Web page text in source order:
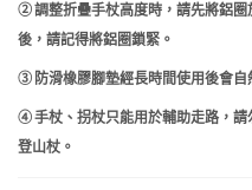
② 調整折疊手杖高度時，請先將鋁
後，請記得將鋁圈鎖緊。
③ 防滑橡膠腳墊經長時間使用後會自
④ 手杖、拐杖只能用於輔助走路，
登山杖。